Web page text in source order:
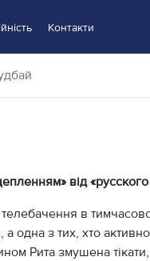
Контакти
від «русского
в
а одна з тих, хто
Рита змушена